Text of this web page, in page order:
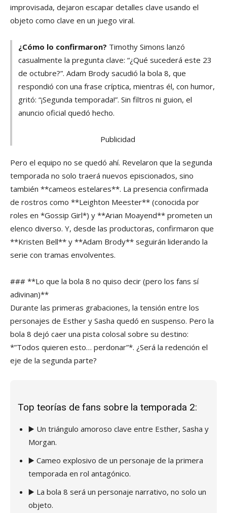
improvisada, dejaron escapar detalles clave usando el
objeto como clave en un juego viral.
¿Cómo lo confirmaron? Timothy Simons lanzó
casualmente la pregunta clave: “¿Qué sucederá este 23
de octubre?”. Adam Brody sacudió la bola 8, que
respondió con una frase críptica, mientras él, con humor,
gritó: “¡Segunda temporada!”. Sin filtros ni guion, el
anuncio oficial quedó hecho.
Publicidad
Pero el equipo no se quedó ahí. Revelaron que la segunda
temporada no solo traerá nuevos episcionados, sino
también **cameos estelares**. La presencia confirmada
de rostros como **Leighton Meester** (conocida por
roles en *Gossip Girl*) y **Arian Moayend** prometen un
elenco diverso. Y, desde las productoras, confirmaron que
**Kristen Bell** y **Adam Brody** seguirán liderando la
serie con tramas envolventes.
### **Lo que la bola 8 no quiso decir (pero los fans sí
adivinan)**
Durante las primeras grabaciones, la tensión entre los
personajes de Esther y Sasha quedó en suspenso. Pero la
bola 8 dejó caer una pista colosal sobre su destino:
*”Todos quieren esto… perdonar”*. ¿Será la redención el
eje de la segunda parte?
Top teorías de fans sobre la temporada 2:
▶️ Un triángulo amoroso clave entre Esther, Sasha y
Morgan.
▶️ Cameo explosivo de un personaje de la primera
temporada en rol antagónico.
▶️ La bola 8 será un personaje narrativo, no solo un
objeto.